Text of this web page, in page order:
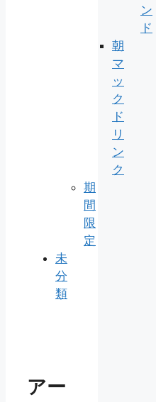
ン
ド
朝
マ
ッ
ク
ド
リ
ン
ク
期
間
限
定
未
分
類
アー